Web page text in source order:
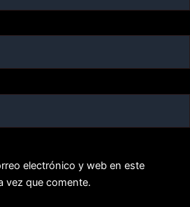
electrónico y web en este
vez que comente.